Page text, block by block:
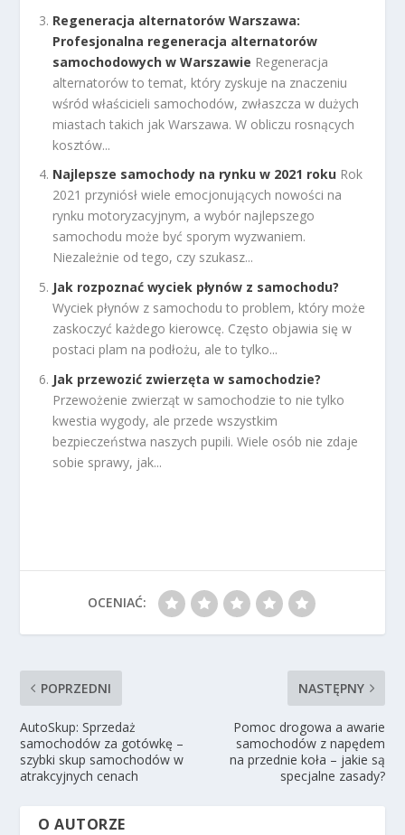
Regeneracja alternatorów Warszawa:
Profesjonalna regeneracja alternatorów
samochodowych w Warszawie Regeneracja
alternatorów to temat, który zyskuje na znaczeniu
wśród właścicieli samochodów, zwłaszcza w dużych
miastach takich jak Warszawa. W obliczu rosnących
kosztów...
Najlepsze samochody na rynku w 2021 roku Rok
2021 przyniósł wiele emocjonujących nowości na
rynku motoryzacyjnym, a wybór najlepszego
samochodu może być sporym wyzwaniem.
Niezależnie od tego, czy szukasz...
Jak rozpoznać wyciek płynów z samochodu?
Wyciek płynów z samochodu to problem, który może
zaskoczyć każdego kierowcę. Często objawia się w
postaci plam na podłożu, ale to tylko...
Jak przewozić zwierzęta w samochodzie?
Przewożenie zwierząt w samochodzie to nie tylko
kwestia wygody, ale przede wszystkim
bezpieczeństwa naszych pupili. Wiele osób nie zdaje
sobie sprawy, jak...
OCENIAĆ:
POPRZEDNI
AutoSkup: Sprzedaż
samochodów za gotówkę –
szybki skup samochodów w
atrakcyjnych cenach
NASTĘPNY
Pomoc drogowa a awarie
samochodów z napędem
na przednie koła – jakie są
specjalne zasady?
O AUTORZE